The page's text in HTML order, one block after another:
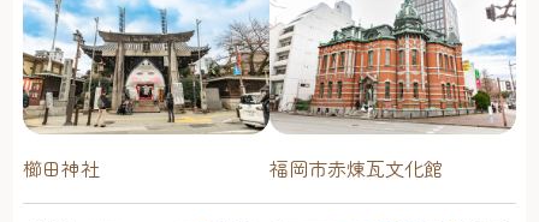
櫛田神社 福岡市赤煉瓦文化館